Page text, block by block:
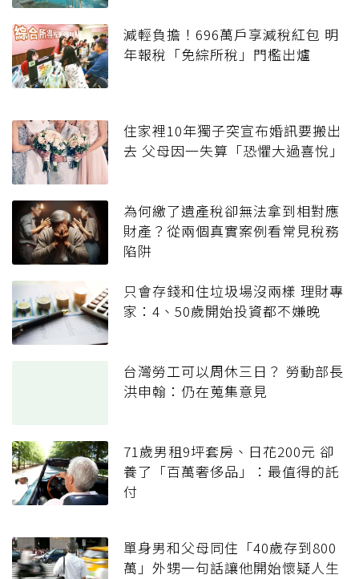
減輕負擔！696萬戶享減稅紅包 明
年報稅「免綜所稅」門檻出爐
住家裡10年獨子突宣布婚訊要搬出
去 父母因一失算「恐懼大過喜悅」
為何繳了遺產稅卻無法拿到相對應
財產？從兩個真實案例看常見稅務
陷阱
只會存錢和住垃圾場沒兩樣 理財專
家：4、50歲開始投資都不嫌晚
台灣勞工可以周休三日？ 勞動部長
洪申翰：仍在蒐集意見
71歲男租9坪套房、日花200元 卻
養了「百萬奢侈品」：最值得的託
付
單身男和父母同住「40歲存到800
萬」外甥一句話讓他開始懷疑人生